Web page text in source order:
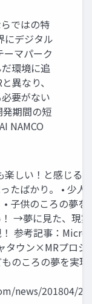
ではの特
にデジタル
マパーク
環境に追
異なり、
要がない
期間の短
NAMCO
楽しい！と感じる
たばかり。 • 少人
子供のころの夢
→夢に見た、現
参考記事：
タウン×MRプロジ
のころの夢を実
news/201804/